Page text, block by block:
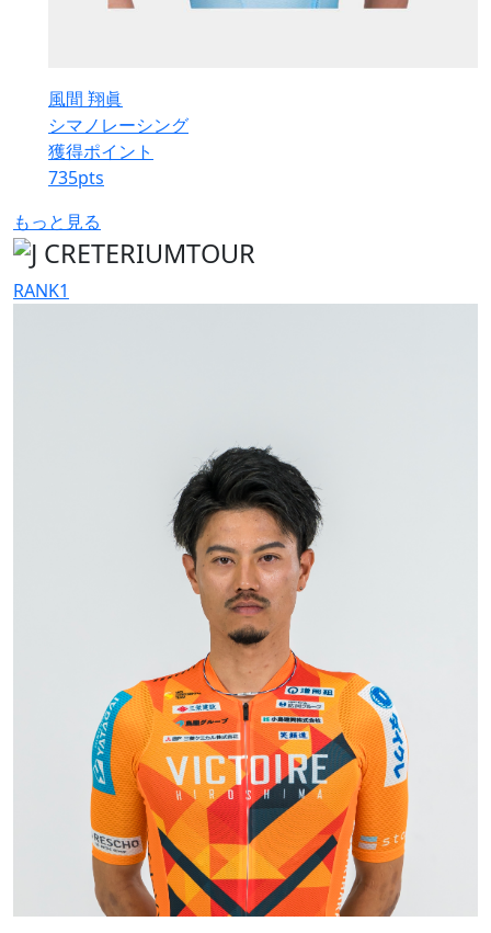
風間 翔眞
シマノレーシング
獲得ポイント
735pts
もっと見る
RANK1